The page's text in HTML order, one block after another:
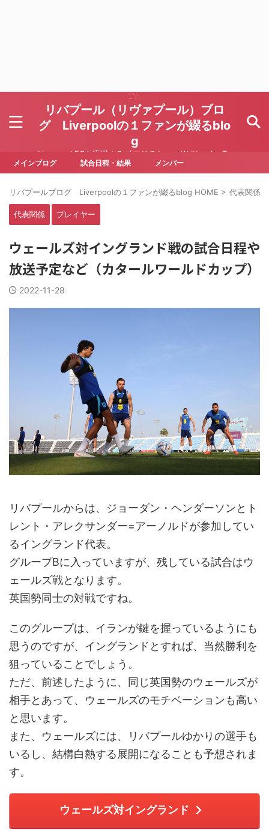
リバプール（リヴァプール）ブロ
グ Liverpoolの１ファンが綴るblo
g
Liverpool FCを応援するブログです Written by To
ru Yoda
メインブログ 試合日程・結果 メンバー
リバプールブログ Liverpoolの１ファンが綴るblog HOME > 代表関係
代表関係 プレイヤー
ウェールズ対イングランド戦の試合日程や
放送予定など（カタールワールドカップ）
2022-11-28
リバプールからは、ジョーダン・ヘンダーソンとト
レント・アレクサンダー=アーノルドが参加してい
るイングランド代表。
グループBに入っていますが、残している試合はウ
ェールズ戦となります。
英国勢同士の対戦ですね。
このグループは、イランが鍵を握っているようにも
思うのですが、イングランドとすれば、当然勝利を
狙っていることでしょう。
ただ、前述したように、同じ英国勢のウェールズが
相手とあって、ウェールズのモチベーションも高い
と思います。
また、ウェールズには、リバプールゆかりの選手も
いるし、結構白熱する展開になることも予想されま
す。
ウェールズ対イングランド